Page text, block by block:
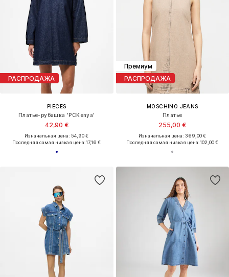
РАСПРОДАЖА
PIECES
Платье-рубашка 'PCKenya'
42,90 €
Изначальная цена: 54,90 €
Последняя самая низкая цена:17,16 €
Премиум
РАСПРОДАЖА
MOSCHINO JEANS
Платье
255,00 €
Изначальная цена: 369,00 €
Последняя самая низкая цена:102,00 €